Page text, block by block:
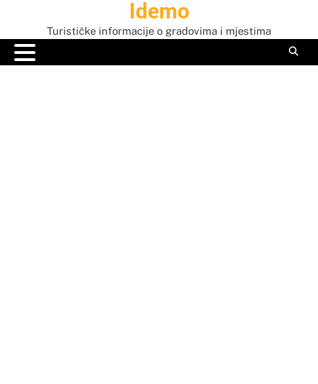
content
Idemo
Turističke informacije o gradovima i mjestima